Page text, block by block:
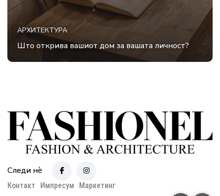
АРХИТЕКТУРА
Што открива вашиот дом за вашата личност?
Следи нè
Контакт Импресум Маркетинг